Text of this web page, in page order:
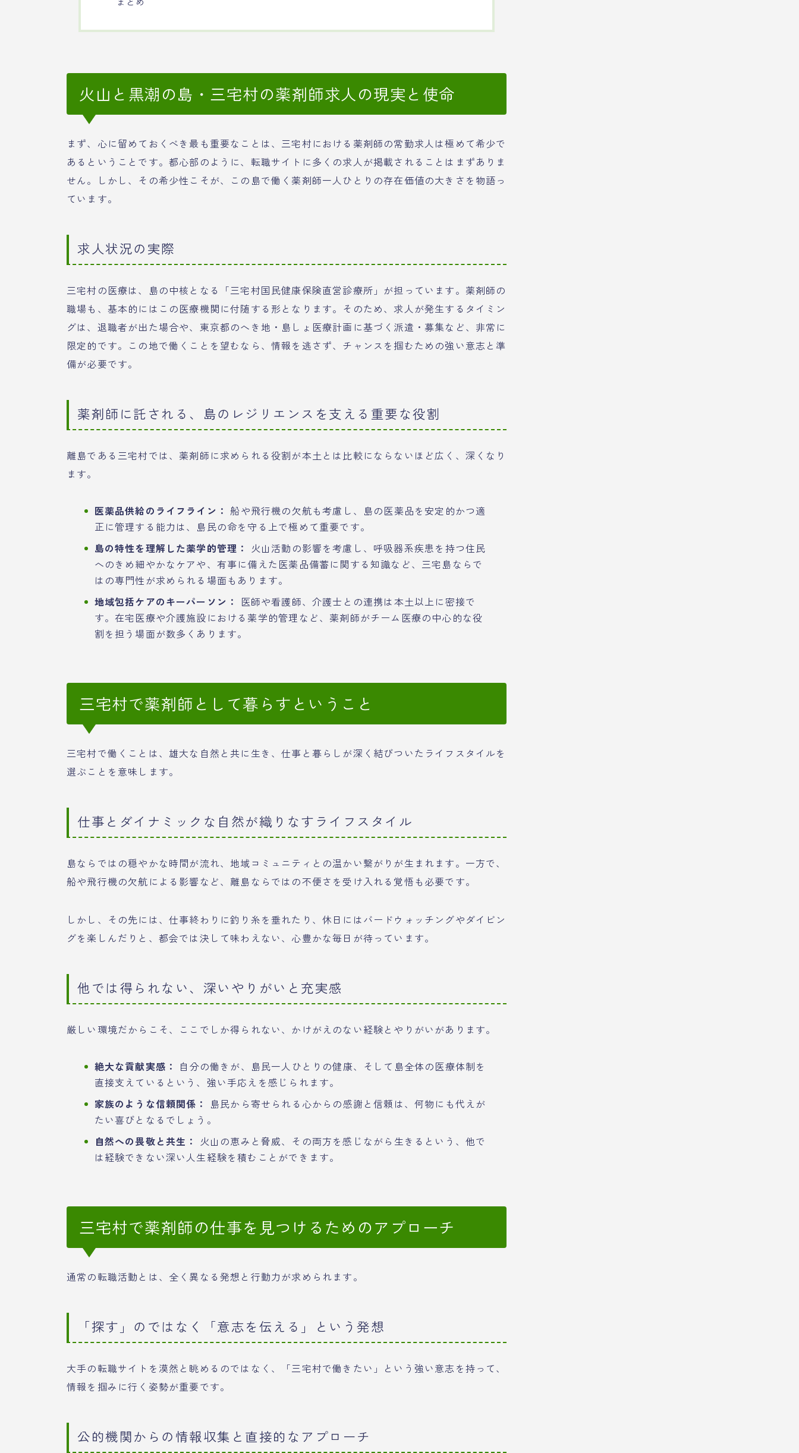
火山と黒潮の島・三宅村の薬剤師求人の現実と使命
まず、心に留めておくべき最も重要なことは、三宅村における薬剤師の常勤求人は極めて希少で
あるということです。都心部のように、転職サイトに多くの求人が掲載されることはまずありま
せん。しかし、その希少性こそが、この島で働く薬剤師一人ひとりの存在価値の大きさを物語っ
ています。
求人状況の実際
三宅村の医療は、島の中核となる「三宅村国民健康保険直営診療所」が担っています。薬剤師の
職場も、基本的にはこの医療機関に付随する形となります。そのため、求人が発生するタイミン
グは、退職者が出た場合や、東京都のへき地・島しょ医療計画に基づく派遣・募集など、非常に
限定的です。この地で働くことを望むなら、情報を逃さず、チャンスを掴むための強い意志と準
備が必要です。
薬剤師に託される、島のレジリエンスを支える重要な役割
離島である三宅村では、薬剤師に求められる役割が本土とは比較にならないほど広く、深くなり
ます。
医薬品供給のライフライン： 船や飛行機の欠航も考慮し、島の医薬品を安定的かつ適
正に管理する能力は、島民の命を守る上で極めて重要です。
島の特性を理解した薬学的管理：
火山活動の影響を考慮し、呼吸器系疾患を持つ住民
へのきめ細やかなケアや、有事に備えた医薬品備蓄に関する知識など、三宅島ならで
はの専門性が求められる場面もあります。
地域包括ケアのキーパーソン：
医師や看護師、介護士との連携は本土以上に密接で
す。在宅医療や介護施設における薬学的管理など、薬剤師がチーム医療の中心的な役
割を担う場面が数多くあります。
三宅村で薬剤師として暮らすということ
三宅村で働くことは、雄大な自然と共に生き、仕事と暮らしが深く結びついたライフスタイルを
選ぶことを意味します。
仕事とダイナミックな自然が織りなすライフスタイル
島ならではの穏やかな時間が流れ、地域コミュニティとの温かい繋がりが生まれます。一方で、
船や飛行機の欠航による影響など、離島ならではの不便さを受け入れる覚悟も必要です。
しかし、その先には、仕事終わりに釣り糸を垂れたり、休日にはバードウォッチングやダイビン
グを楽しんだりと、都会では決して味わえない、心豊かな毎日が待っています。
他では得られない、深いやりがいと充実感
厳しい環境だからこそ、ここでしか得られない、かけがえのない経験とやりがいがあります。
絶大な貢献実感：
自分の働きが、島民一人ひとりの健康、そして島全体の医療体制を
直接支えているという、強い手応えを感じられます。
家族のような信頼関係：
島民から寄せられる心からの感謝と信頼は、何物にも代えが
たい喜びとなるでしょう。
自然への畏敬と共生：
火山の恵みと脅威、その両方を感じながら生きるという、他で
は経験できない深い人生経験を積むことができます。
三宅村で薬剤師の仕事を見つけるためのアプローチ
通常の転職活動とは、全く異なる発想と行動力が求められます。
「探す」のではなく「意志を伝える」という発想
大手の転職サイトを漠然と眺めるのではなく、「三宅村で働きたい」という強い意志を持って、
情報を掴みに行く姿勢が重要です。
公的機関からの情報収集と直接的なアプローチ